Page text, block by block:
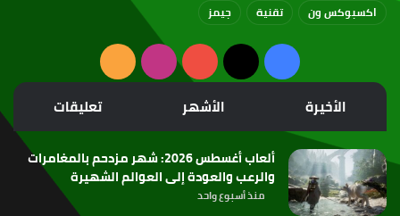
اكسبوكس ون
تقنية جيمز
فيسبوك
‫X
‫YouTubeانستقرامملخص
الموقع
RSS
الأخيرة الأشهر تعليقات
ألعاب أغسطس 2026: شهر مزدحم بالمغامرات
والرعب والعودة إلى العوالم الشهيرة
منذ أسبوع واحد